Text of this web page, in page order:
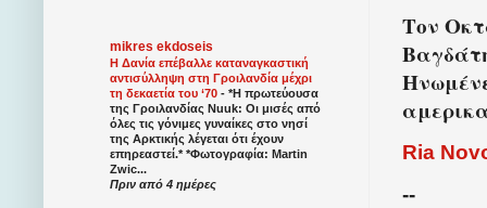
Τον
Ria
--
mikres ekdoseis
Η Δανία επέβαλλε καταναγκαστική
αντισύλληψη στη Γροιλανδία μέχρι
τη δεκαετία του ‘70 - *Η πρωτεύουσα
της Γροιλανδίας Nuuk: Οι μισές από
όλες τις γόνιμες γυναίκες στο νησί
της Αρκτικής λέγεται ότι έχουν
επηρεαστεί.* *Φωτογραφία: Martin
Zwic...
Πριν από 4 ημέρες